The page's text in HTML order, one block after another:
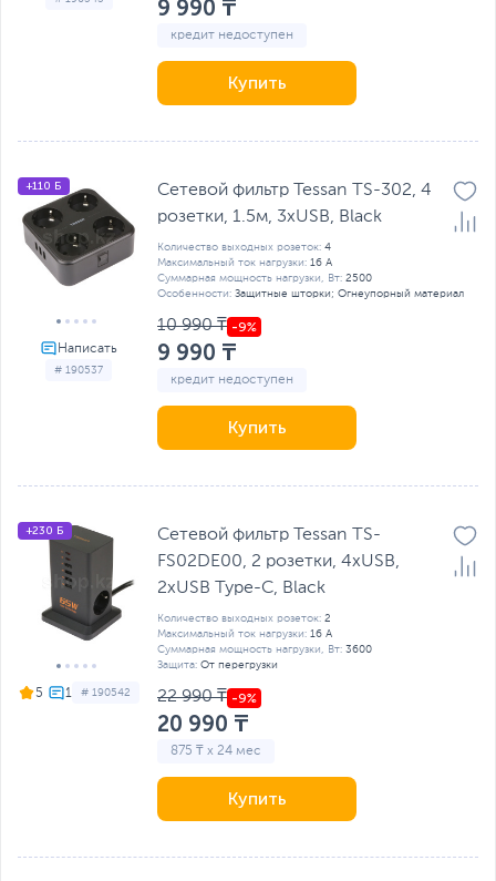
9 990 ₸
кредит недоступен
Купить
# 190537
+110 Б
Сетевой фильтр Tessan TS-302, 4
розетки, 1.5м, 3хUSB, Black
Количество выходных розеток: 4
Максимальный ток нагрузки: 16 А
Суммарная мощность нагрузки, Вт: 2500
Особенности: Защитные шторки; Огнеупорный материал
10 990 ₸
9 990 ₸
кредит недоступен
Купить
5 # 190542
+230 Б
Сетевой фильтр Tessan TS-
FS02DE00, 2 розетки, 4хUSB,
2хUSB Type-C, Black
Количество выходных розеток: 2
Максимальный ток нагрузки: 16 А
Суммарная мощность нагрузки, Вт: 3600
Защита: От перегрузки
22 990 ₸
20 990 ₸
875 ₸ x 24 мес
Купить